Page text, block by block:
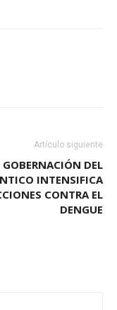
Artículo siguiente
GOBERNACIÓN DEL
INTENSIFICA
CONTRA EL
DENGUE